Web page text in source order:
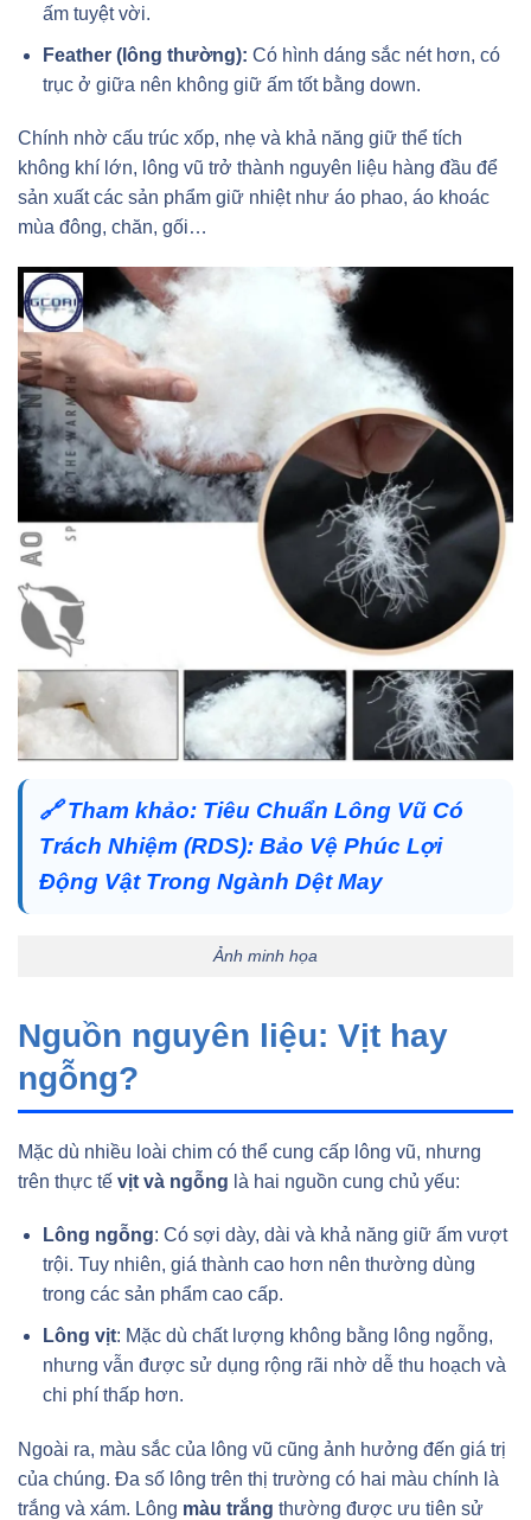
ấm tuyệt vời.
Feather (lông thường): Có hình dáng sắc nét hơn, có
trục ở giữa nên không giữ ấm tốt bằng down.
Chính nhờ cấu trúc xốp, nhẹ và khả năng giữ thể tích
không khí lớn, lông vũ trở thành nguyên liệu hàng đầu để
sản xuất các sản phẩm giữ nhiệt như áo phao, áo khoác
mùa đông, chăn, gối…
🔗Tham khảo: Tiêu Chuẩn Lông Vũ Có
Trách Nhiệm (RDS): Bảo Vệ Phúc Lợi
Động Vật Trong Ngành Dệt May
Ảnh minh họa
Nguồn nguyên liệu: Vịt hay
ngỗng?
Mặc dù nhiều loài chim có thể cung cấp lông vũ, nhưng
trên thực tế vịt và ngỗng là hai nguồn cung chủ yếu:
Lông ngỗng: Có sợi dày, dài và khả năng giữ ấm vượt
trội. Tuy nhiên, giá thành cao hơn nên thường dùng
trong các sản phẩm cao cấp.
Lông vịt: Mặc dù chất lượng không bằng lông ngỗng,
nhưng vẫn được sử dụng rộng rãi nhờ dễ thu hoạch và
chi phí thấp hơn.
Ngoài ra, màu sắc của lông vũ cũng ảnh hưởng đến giá trị
của chúng. Đa số lông trên thị trường có hai màu chính là
trắng và xám. Lông màu trắng thường được ưu tiên sử